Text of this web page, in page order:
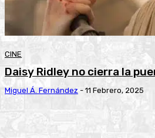
CINE
Daisy Ridley no cierra la
Miguel Á. Fernández - 11 Febrero, 2025